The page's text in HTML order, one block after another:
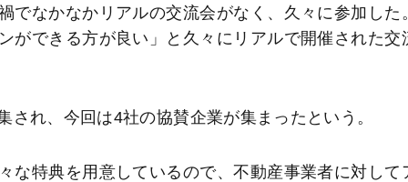
なかなかリアルの交流会がなく、久々に参加した。
ができる方が良い」と久々にリアルで開催された交
れ、今回は4社の協賛企業が集まったという。
な特典を用意しているので、不動産事業者に対して